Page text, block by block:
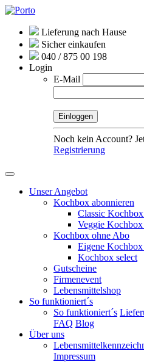
Lieferung nach Hause
Sicher einkaufen
040 / 875 00 198
Login
E-Mail
Noch kein Account?
Registrierung
Unser Angebot
Kochbox abonnieren
Classic
Veggie
Kochbox ohne Abo
Eigene Kochbox
Kochbox select
Gutscheine
Firmenevent
Lebensmittelshop
So funktioniert´s
So funktioniert´s
FAQ Blog
Über uns
Impressum